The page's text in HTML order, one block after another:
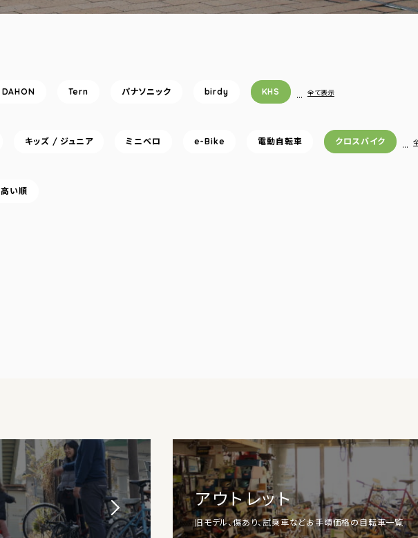
DAHON Tern パナソニック birdy KHS … 全て表示
キッズ / ジュニア ミニベロ e-Bike 電動自転車 クロスバイク …
高い順
アウトレット
旧モデル、傷あり、試乗車などお手頃価格の自転車一覧